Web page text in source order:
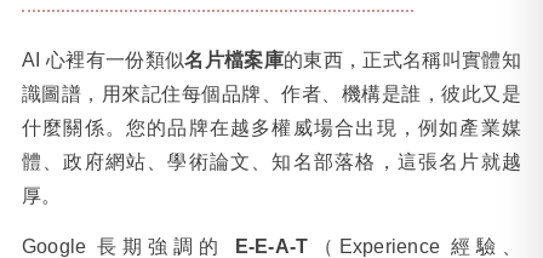
AI 心裡有一份類似名片檔案庫的東西，正式名稱叫實體知
識圖譜，用來記住每個品牌、作者、機構是誰，彼此又是
什麼關係。您的品牌在越多權威場合出現，例如產業媒
體、政府網站、學術論文、知名部落格，這張名片就越
厚。
Google 長期強調的 E-E-A-T （Experience 經驗、